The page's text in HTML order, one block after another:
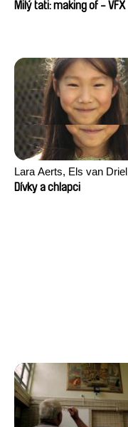
Milý tati: making of - VFX
Lara Aerts, Els van Driel
Dívky a chlapci